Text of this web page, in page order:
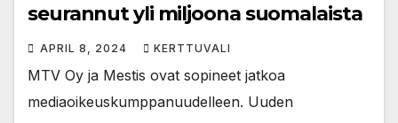
seurannut yli miljoona suomalaista
APRIL 8, 2024 KERTTUVALI
MTV Oy ja Mestis ovat sopineet jatkoa
mediaoikeuskumppanuudelleen. Uuden